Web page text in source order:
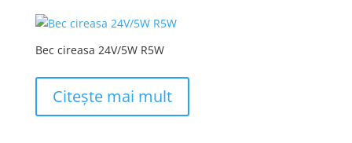
Bec cireasa 24V/5W R5W
Citește mai mult